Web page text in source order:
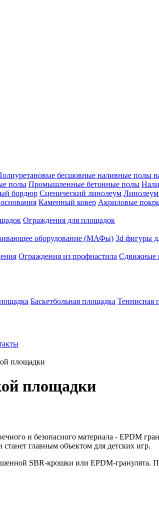
бесшовные наливные полы
полы Промышленные бетонные полы
бордюр Сценический линолеум Линолеум
Каменный ковер Акриловые
Ограждения для площадок
оборудование (МАФы) 3d фигуры
Ограждения из профнастила Сдвижные
Баскетбольная площадка Теннисная
площадки
площадки
и безопасного материала - EPDM
главным объектом для детских игр.
SBR-крошки или EPDM-гранулята.